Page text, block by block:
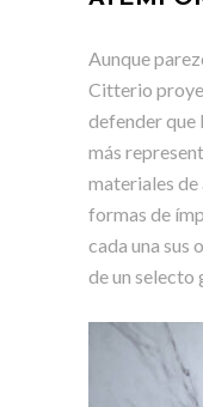
Aunque
Citterio
defender que
más
materiales de
formas de
cada una sus
de un selecto